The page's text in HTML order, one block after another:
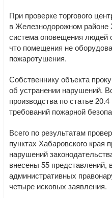
При проверке торгового
в Железнодорожном районе
система оповещения людей
что помещения не
пожаротушения.
Собственнику объекта
об устранении нарушений.
производства по статье
требований пожарной
Всего по результатам
пунктах Хабаровского
нарушений
внесены 55 представлений,
административных
четыре исковых заявления.